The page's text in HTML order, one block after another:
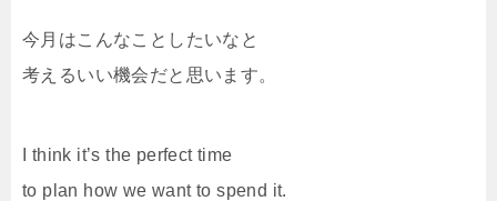
今月はこんなことしたいなと
考えるいい機会だと思います。
I think it’s the perfect time
to plan how we want to spend it.